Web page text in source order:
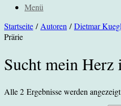
Menü
Startseite / Autoren /Dietmar
Prärie
Sucht mein Herz
Alle 2 Ergebnisse werden angezeigt